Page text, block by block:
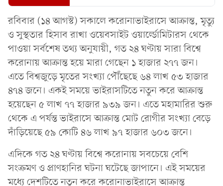
রবিবার (১৪ আগস্ট) সকালে করোনাভাইরাসে আক্রান্ত, মৃত্যু
ও সুস্থতার হিসাব রাখা ওয়েবসাইট ওয়ার্ল্ডোমিটারস থেকে
পাওয়া সর্বশেষ তথ্য অনুযায়ী, গত ২৪ ঘণ্টায় সারা বিশ্বে
করোনায় আক্রান্ত হয়ে মারা গেছেন ১ হাজার ২৭৭ জন।
এতে বিশ্বজুড়ে মৃতের সংখ্যা পৌঁছেছে ৬৪ লাখ ৫৩ হাজার
৪৭৪ জনে। একই সময়ে ভাইরাসটিতে নতুন করে আক্রান্ত
হয়েছেন ৫ লাখ ৭৭ হাজার ৯৩৯ জন। এতে মহামারির শুরু
থেকে এ পর্যন্ত ভাইরাসে আক্রান্ত মোট রোগীর সংখ্যা বেড়ে
দাঁড়িয়েছে ৫৯ কোটি ৪৬ লাখ ৯৭ হাজার ৬০৩ জনে।
এদিকে গত ২৪ ঘণ্টায় বিশ্বে করোনায় সবচেয়ে বেশি
সংক্রমণ ও প্রাণহানির ঘটনা ঘটেছে জাপানে। এই সময়ের
মধ্যে দেশটিতে নতুন করে করোনাভাইরাসে আক্রান্ত